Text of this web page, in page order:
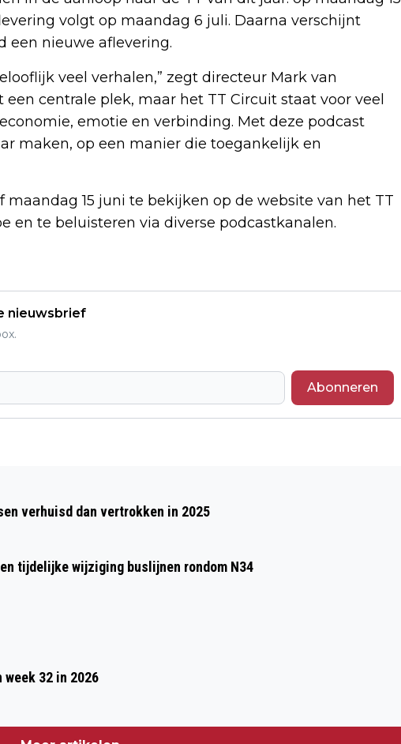
volgt op maandag 6 juli. Daarna verschijnt
een nieuwe aflevering.
veel verhalen,” zegt directeur Mark van
centrale plek, maar het TT Circuit staat voor veel
emotie en verbinding. Met deze podcast
maken, op een manier die toegankelijk en
maandag 15 juni te bekijken op de website van het TT
en te beluisteren via diverse podcastkanalen.
nieuwsbrief
Abonneren
HOOFDKANTOOR NAM DOOR GEMEENTE
verhuisd dan vertrokken in 2025
tijdelijke wijziging buslijnen rondom N34
32 in 2026